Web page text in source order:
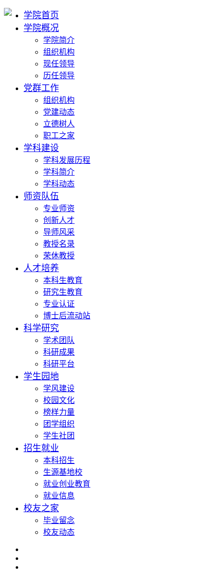
学院首页
学院概况
学院简介
组织机构
现任领导
历任领导
党群工作
组织机构
党建动态
立德树人
职工之家
学科建设
学科发展历程
学科简介
学科动态
师资队伍
专业师资
创新人才
导师风采
教授名录
荣休教授
人才培养
本科生教育
研究生教育
专业认证
博士后流动站
科学研究
学术团队
科研成果
科研平台
学生园地
学风建设
校园文化
榜样力量
团学组织
学生社团
招生就业
本科招生
生源基地校
就业创业教育
就业信息
校友之家
毕业留念
校友动态